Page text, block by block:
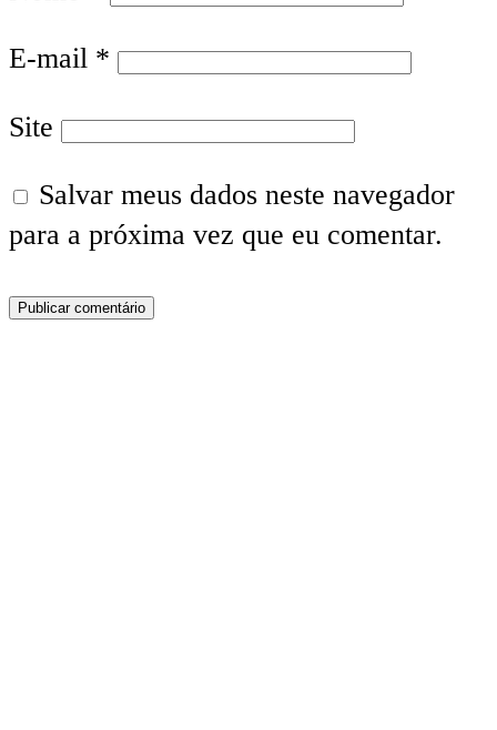
E-mail *
Site
Salvar meus dados neste navegador
para a próxima vez que eu comentar.